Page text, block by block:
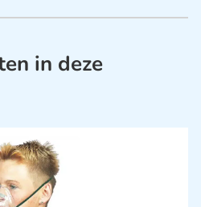
in deze